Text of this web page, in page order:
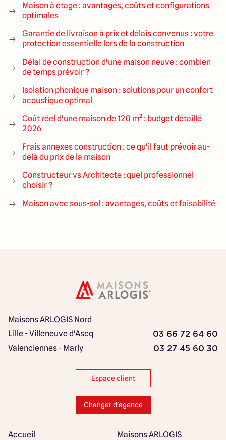
Maison à étage : avantages, coûts et configurations
optimales
Garantie de livraison à prix et délais convenus : votre
protection essentielle lors de la construction
Délai de construction d'une maison neuve : combien
de temps prévoir ?
Isolation phonique maison : solutions pour un confort
acoustique optimal
Coût réel d'une maison de 120 m² : budget détaillé
2026
Frais annexes construction : ce qu'il faut prévoir au-
delà du prix de la maison
Constructeur vs Architecte : quel professionnel
choisir ?
Maison avec sous-sol : avantages, coûts et faisabilité
Maisons ARLOGIS Nord
Lille - Villeneuve d'Ascq
03 66 72 64 60
Valenciennes - Marly 03 27 45 60 30
Espace client
Changer d'agence
Accueil Maisons ARLOGIS